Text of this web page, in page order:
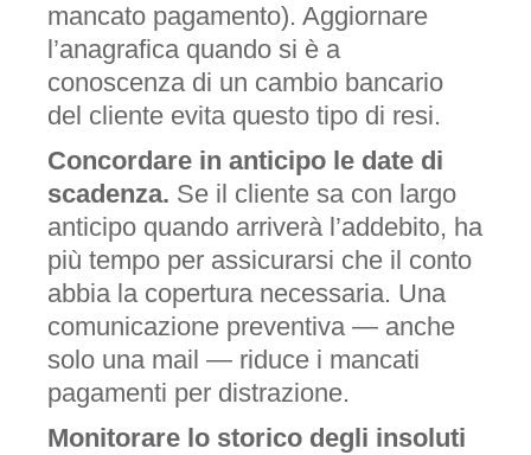
mancato pagamento). Aggiornare
l’anagrafica quando si è a
conoscenza di un cambio bancario
del cliente evita questo tipo di resi.
Concordare in anticipo le date di
scadenza. Se il cliente sa con largo
anticipo quando arriverà l’addebito, ha
più tempo per assicurarsi che il conto
abbia la copertura necessaria. Una
comunicazione preventiva — anche
solo una mail — riduce i mancati
pagamenti per distrazione.
Monitorare lo storico degli insoluti